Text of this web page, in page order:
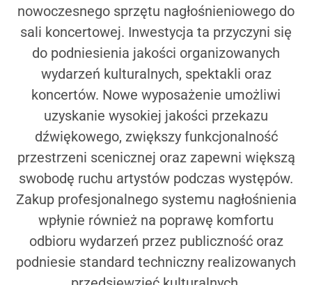
nowoczesnego sprzętu nagłośnieniowego do
sali koncertowej. Inwestycja ta przyczyni się
do podniesienia jakości organizowanych
wydarzeń kulturalnych, spektakli oraz
koncertów. Nowe wyposażenie umożliwi
uzyskanie wysokiej jakości przekazu
dźwiękowego, zwiększy funkcjonalność
przestrzeni scenicznej oraz zapewni większą
swobodę ruchu artystów podczas występów.
Zakup profesjonalnego systemu nagłośnienia
wpłynie również na poprawę komfortu
odbioru wydarzeń przez publiczność oraz
podniesie standard techniczny realizowanych